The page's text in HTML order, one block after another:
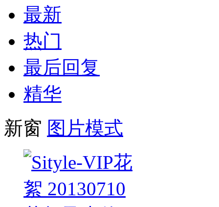
最新
热门
最后回复
精华
新窗 图片模式